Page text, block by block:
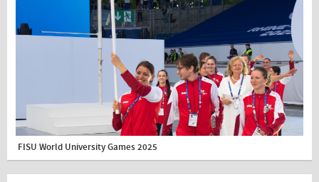
FISU World University Games 2025